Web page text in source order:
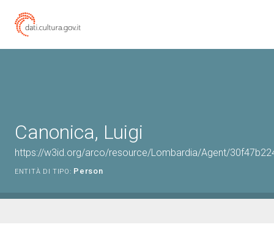
Canonica, Luigi
https://w3id.org/arco/resource/Lombardia/Agent/
ENTITÀ DI TIPO: Person